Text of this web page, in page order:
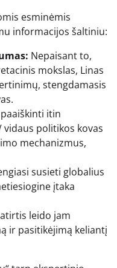
esminėmis
informacijos šaltiniu:
Nepaisant to,
mokslas, Linas
stengdamasis
itin
vidaus politikos kovas
mechanizmus,
susieti globalius
įtaka
leido jam
ir pasitikėjimą keliantį